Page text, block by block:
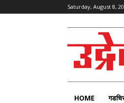
Saturday, August 8,
HOME